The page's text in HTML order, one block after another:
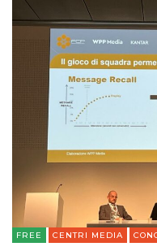
FREE CENTRI MEDIA